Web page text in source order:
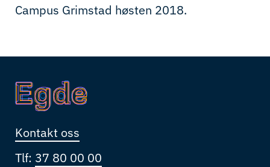
Campus Grimstad høsten 2018.
Kontakt oss
Tlf: 37 80 00 00